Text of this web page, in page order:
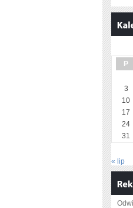
P
3
10
17
24
31
« lip